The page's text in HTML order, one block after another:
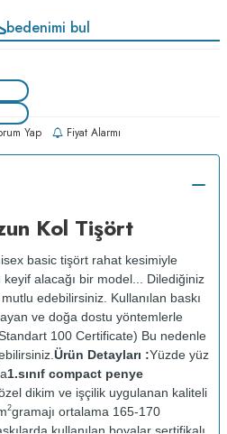
bedenimi bul
Yap Fiyat Alarmı
Kol Tişört
basic tişört rahat kesimiyle
alacağı bir model... Dilediğiniz
edebilirsiniz. Kullanılan baskı
ve doğa dostu yöntemlerle
100 Certificate) Bu nedenle
Ürün Detayları :Yüzde yüz
1.sınıf compact penye
dikim ve işçilik uygulanan kaliteli
2gramajı ortalama 165-170
kullanılan boyalar sertifikalı